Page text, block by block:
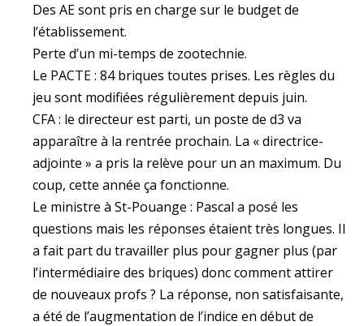
Des AE sont pris en charge sur le budget de
l’établissement.
Perte d’un mi-temps de zootechnie.
Le PACTE : 84 briques toutes prises. Les règles du
jeu sont modifiées régulièrement depuis juin.
CFA : le directeur est parti, un poste de d3 va
apparaître à la rentrée prochain. La « directrice-
adjointe » a pris la relève pour un an maximum. Du
coup, cette année ça fonctionne.
Le ministre à St-Pouange : Pascal a posé les
questions mais les réponses étaient très longues. Il
a fait part du travailler plus pour gagner plus (par
l’intermédiaire des briques) donc comment attirer
de nouveaux profs ? La réponse, non satisfaisante,
a été de l’augmentation de l’indice en début de